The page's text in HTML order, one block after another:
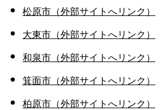
松原市（外部サイトへリンク）
大東市（外部サイトへリンク）
和泉市（外部サイトへリンク）
箕面市（外部サイトへリンク）
柏原市（外部サイトへリンク）